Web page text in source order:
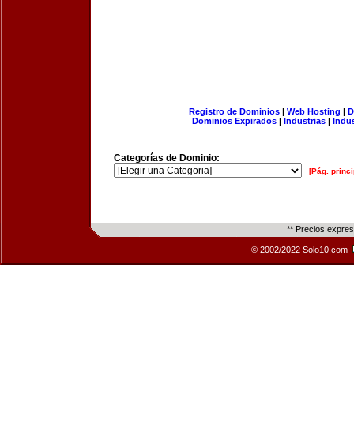
Registro de Dominios| Web Hosting |
Dominios Expirados | Industrias |
Categorías de Dominio:
[Pág.
** Precios
© 2002/2022 Solo10.com